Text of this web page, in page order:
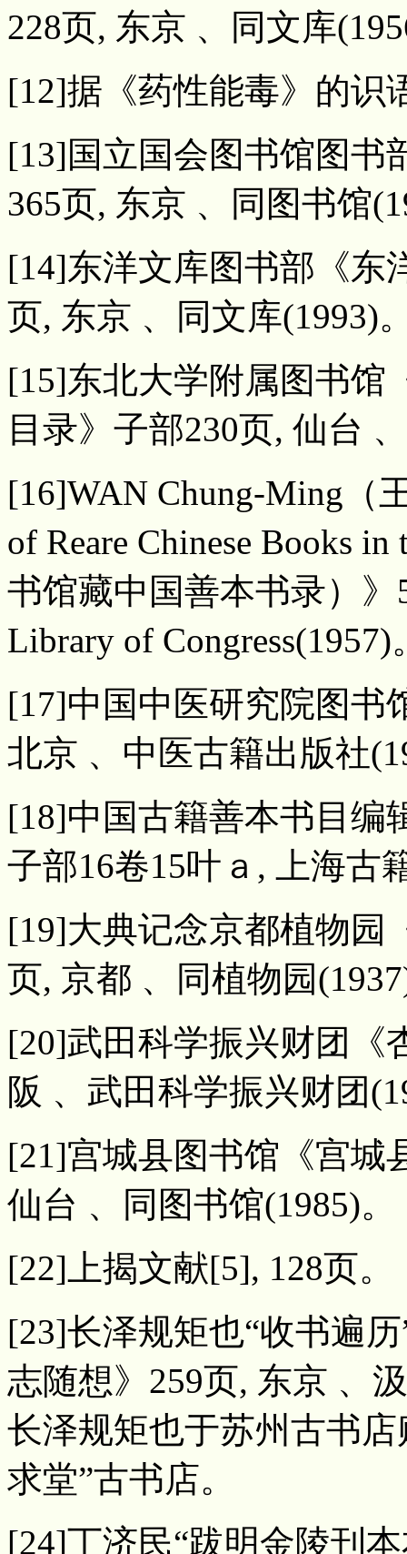
228页, 东京 、同文库
[12]据《药性能毒》的识
[13]国立国会图书馆图书
365页, 东京 、同图书馆
[14]东洋文库图书部《东
页, 东京 、同文库(1993)
[15]东北大学附属图书馆
目录》子部230页, 仙台
[16]WAN Chung-Ming（
of Reare Chinese Books
书馆藏中国善本书录）》
Library of Congress(1957)
[17]中国中医研究院图书
北京 、中医古籍出版社
[18]中国古籍善本书目编
子部16卷15叶ａ, 上海古
[19]大典记念京都植物园
页, 京都 、同植物园
[20]武田科学振兴财团《
阪 、武田科学振兴财团
[21]宫城县图书馆《宫城
仙台 、同图书馆(1985)。
[22]上揭文献[5], 128页。
[23]长泽规矩也“收书遍
志随想》259页, 东京 、
长泽规矩也于苏州古书
求堂”古书店。
[24]丁济民“跋明金陵刊